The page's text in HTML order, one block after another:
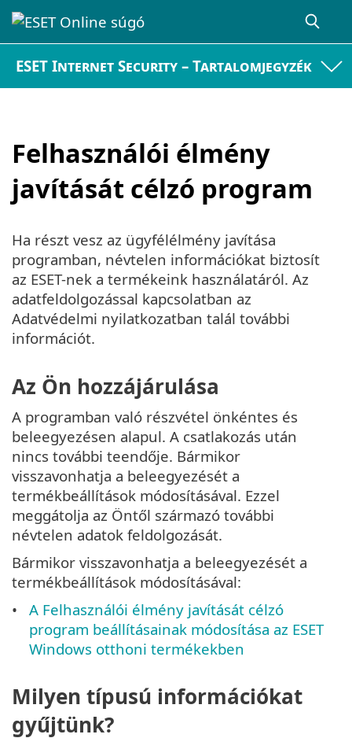
ESET Internet Security – Tartalomjegyzék
Felhasználói élmény
javítását célzó program
Ha részt vesz az ügyfélélmény javítása
programban, névtelen információkat biztosít
az ESET-nek a termékeink használatáról. Az
adatfeldolgozással kapcsolatban az
Adatvédelmi nyilatkozatban talál további
információt.
Az Ön hozzájárulása
A programban való részvétel önkéntes és
beleegyezésen alapul. A csatlakozás után
nincs további teendője. Bármikor
visszavonhatja a beleegyezését a
termékbeállítások módosításával. Ezzel
meggátolja az Öntől származó további
névtelen adatok feldolgozását.
Bármikor visszavonhatja a beleegyezését a
termékbeállítások módosításával:
A Felhasználói élmény javítását célzó
program beállításainak módosítása az ESET
Windows otthoni termékekben
Milyen típusú információkat
gyűjtünk?